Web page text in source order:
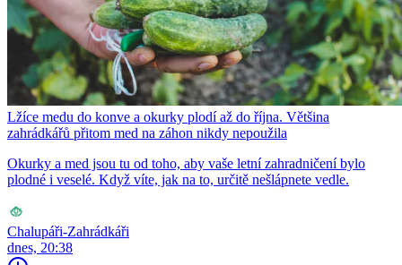
Lžíce medu do konve a okurky plodí až do října. Většina
zahrádkářů přitom med na záhon nikdy nepoužila
Okurky a med jsou tu od toho, aby vaše letní zahradničení bylo
plodné i veselé. Když víte, jak na to, určitě nešlápnete vedle.
Chalupáři-Zahrádkáři
dnes, 20:38